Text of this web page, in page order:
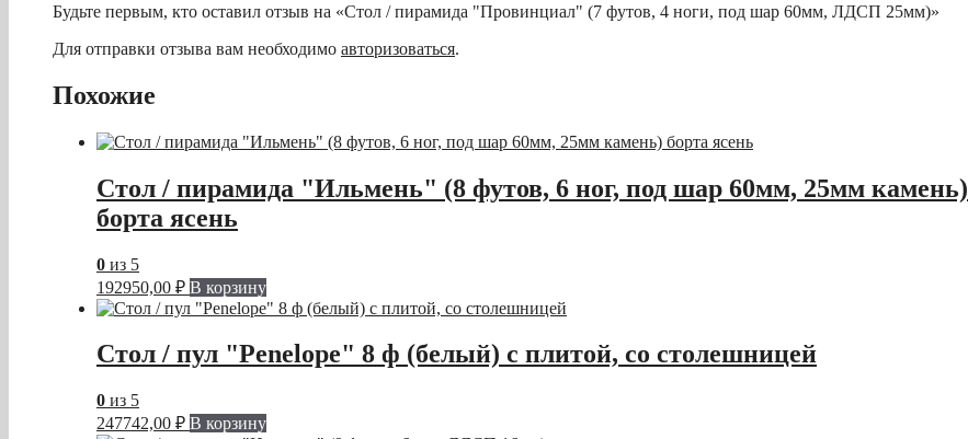
Будьте первым, кто оставил отзыв на «Стол / пирамида "Провинциал" (7 футов, 4 ноги, под шар 60мм, ЛДСП 25мм)»
Для отправки отзыва вам необходимо авторизоваться.
Похожие
Стол / пирамида "Ильмень" (8 футов, 6 ног, под шар 60мм, 25мм камень)
борта ясень
0 из 5
192950,00 ₽ В корзину
Стол / пул "Penelope" 8 ф (белый) с плитой, со столешницей
0 из 5
247742,00 ₽ В корзину